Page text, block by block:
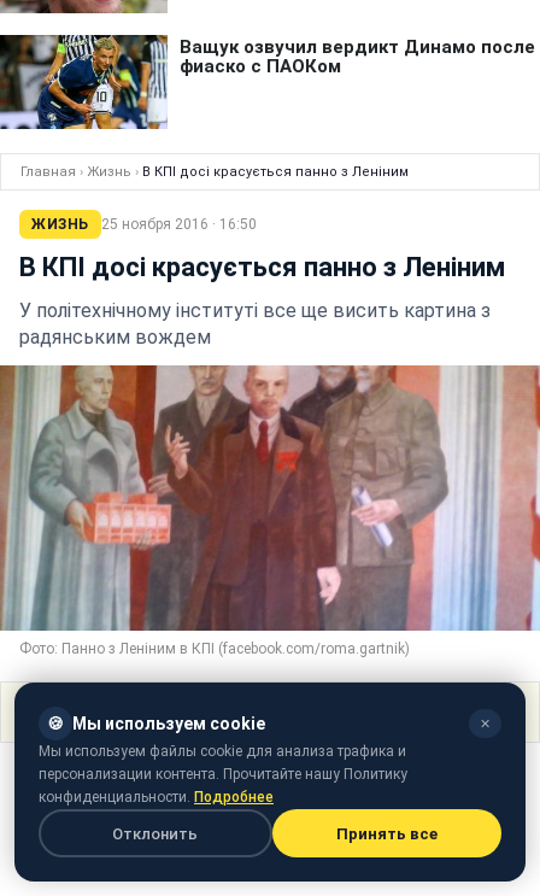
Главная › Жизнь › В КПІ досі красується панно з Леніним
ЖИЗНЬ 25 ноября 2016 · 16:50
В КПІ досі красується панно з Леніним
У політехнічному інституті все ще висить картина з
радянським вождем
Фото: Панно з Леніним в КПІ (facebook.com/roma.gartnik)
Поделиться
🍪 Мы используем cookie ✕
Мы используем файлы cookie для анализа трафика и
персонализации контента. Прочитайте нашу Политику
конфиденциальности. Подробнее
Отклонить Принять все